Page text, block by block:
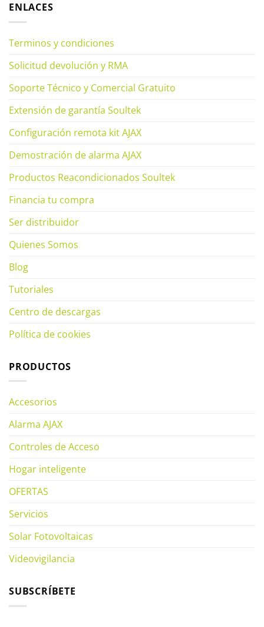
ENLACES
Terminos y condiciones
Solicitud devolución y RMA
Soporte Técnico y Comercial Gratuito
Extensión de garantía Soultek
Configuración remota kit AJAX
Demostración de alarma AJAX
Productos Reacondicionados Soultek
Financia tu compra
Ser distribuidor
Quienes Somos
Blog
Tutoriales
Centro de descargas
Política de cookies
PRODUCTOS
Accesorios
Alarma AJAX
Controles de Acceso
Hogar inteligente
OFERTAS
Servicios
Solar Fotovoltaicas
Videovigilancia
SUBSCRÍBETE